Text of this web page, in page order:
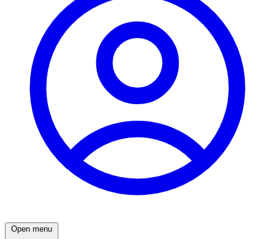
Open menu